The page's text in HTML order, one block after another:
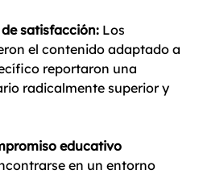
satisfacción: Los
el contenido adaptado a
reportaron una
radicalmente superior y
educativo
en un entorno